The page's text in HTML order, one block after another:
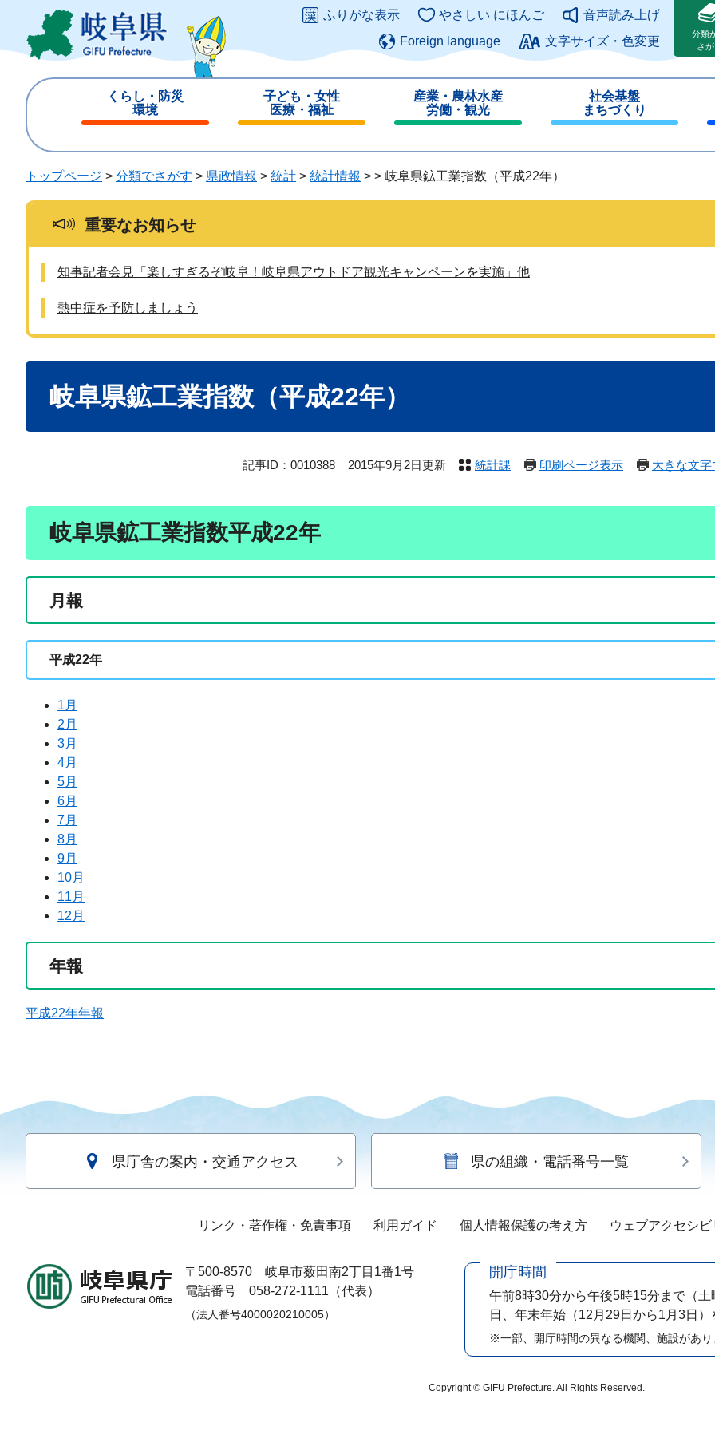
ジ
ュ
このページの本文へ
ふりがな表示 やさしい にほんご
音声読み上げ
Foreign language
文字サイズ・色変更
分類
さ
くらし・防災
環境
じ
子ども・女性
医療・福祉
じ
る
産業・農林水産
労働・観光
じ
る
社会基盤
まちづくり
じ
トップページ > 分類でさがす > 県政情報 > 統計 > 統計情報 > > 岐阜県鉱工業指数（平成22年）
重要なお知らせ
知事記者会見「楽しすぎるぞ岐阜！岐阜県アウトドア観光キャンペーンを実施」他
熱中症を予防しましょう
岐阜県鉱工業指数（平成22年）
記事ID：0010388 2015年9月2日更新 統計課 印刷ページ表示 大きな文
岐阜県鉱工業指数平成22年
月報
平成22年
1月
2月
3月
4月
5月
6月
7月
8月
9月
10月
11月
12月
年報
平成22年年報
県庁舎の案内・交通アクセス 県の組織・電話番号一覧
リンク・著作権・免責事項 利用ガイド 個人情報保護の考え方 ウェブアクセシ
〒500-8570
岐阜市薮田南2丁目1番1号
電話番号 058-272-1111（代表）
（法人番号4000020210005）
開庁時間
午前8時30分から午後5時15分まで （
日、年末年始（12月29日から1月3日）
※一部、開庁時間の異なる機関、施設があり
Copyright © GIFU Prefecture. All Rights Reserved.